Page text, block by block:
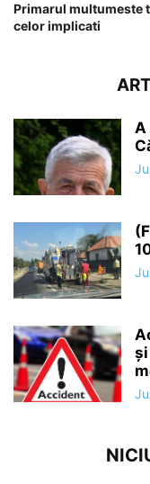
Primarul multumeste
celor implicati
A